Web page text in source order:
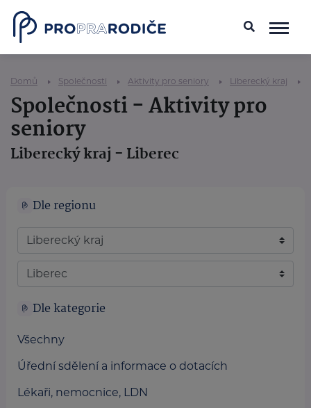
Domů Společnosti Aktivity pro seniory Liberecký kraj
Společnosti - Aktivity pro
seniory
Liberecký kraj - Liberec
Dle regionu
Dle kategorie
Všechny
Úřední sdělení a informace o dotacích
Lékaři, nemocnice, LDN